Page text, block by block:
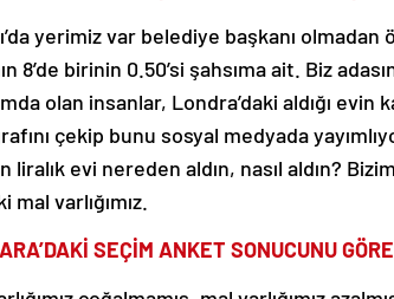
yerimiz var belediye başkanı olmadan
8’de birinin 0.50’si şahsıma ait. Biz
olan insanlar, Londra’daki aldığı evin
çekip bunu sosyal medyada
liralık evi nereden aldın, nasıl aldın?
mal varlığımız.
SEÇİM ANKET SONUCUNU